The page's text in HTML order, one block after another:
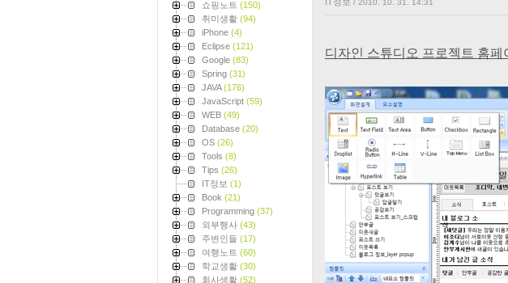
쇼핑노트 (150)
취미생활 (94)
iPhone (4)
Eclipse (121)
Google (83)
Spring (31)
JAVA(176)
JavaScript (59)
WEB (49)
Database (20)
OS (26)
Tools (8)
Tips (26)
IT정보 (1)
Book (21)
Programming (37)
외부행사 (43)
주변인들 (17)
여행노트 (60)
학교생활 (30)
회사생활 (52)
2010. 10. 31. 14:31
디자인 스튜디오 프로젝트 홈페